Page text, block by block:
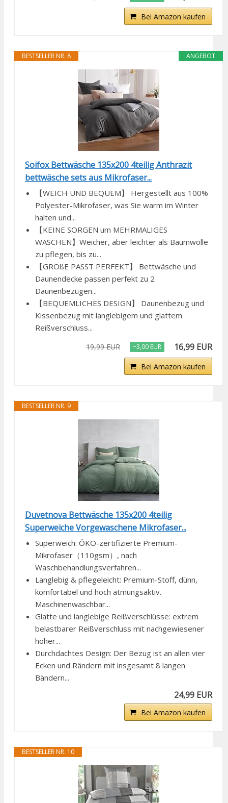
Bei Amazon kaufen
ANGEBOT
BESTSELLER NR. 8
Soifox Bettwäsche 135x200 4teilig Anthrazit
bettwäsche sets aus Mikrofaser...
【WEICH UND BEQUEM】 Hergestellt aus 100%
Polyester-Mikrofaser, was Sie warm im Winter
halten und...
【KEINE SORGEN um MEHRMALIGES
WASCHEN】Weicher, aber leichter als Baumwolle
zu pflegen, bis zu...
【GRÖßE PASST PERFEKT】 Bettwäsche und
Daunendecke passen perfekt zu 2
Daunenbezügen...
【BEQUEMLICHES DESIGN】 Daunenbezug und
Kissenbezug mit langlebigem und glattem
Reißverschluss...
19,99 EUR −3,00 EUR 16,99 EUR
Bei Amazon kaufen
BESTSELLER NR. 9
Duvetnova Bettwäsche 135x200 4teilig
Superweiche Vorgewaschene Mikrofaser...
Superweich: ÖKO-zertifizierte Premium-
Mikrofaser（110gsm）, nach
Waschbehandlungsverfahren...
Langlebig & pflegeleicht: Premium-Stoff, dünn,
komfortabel und hoch atmungsaktiv.
Maschinenwaschbar...
Glatte und langlebige Reißverschlüsse: extrem
belastbarer Reißverschluss mit nachgewiesener
hoher...
Durchdachtes Design: Der Bezug ist an allen vier
Ecken und Rändern mit insgesamt 8 langen
Bändern...
24,99 EUR
Bei Amazon kaufen
BESTSELLER NR. 10